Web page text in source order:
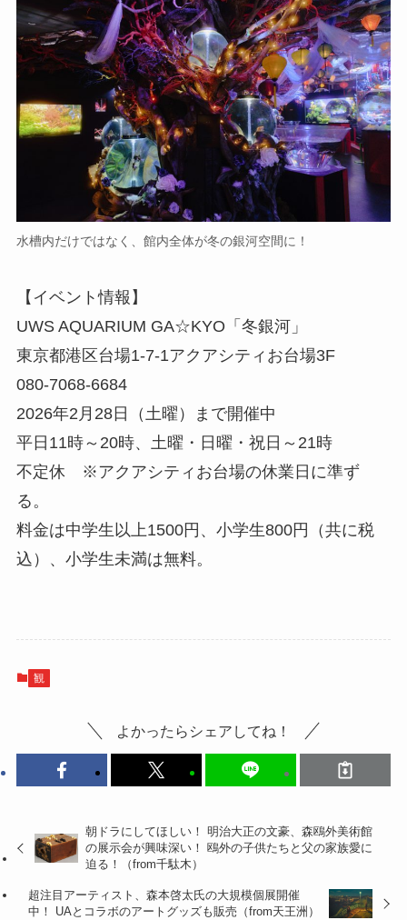
水槽内だけではなく、館内全体が冬の銀河空間に！
【イベント情報】
UWS AQUARIUM GA☆KYO「冬銀河」
東京都港区台場1-7-1アクアシティお台場3F
080-7068-6684
2026年2月28日（土曜）まで開催中
平日11時～20時、土曜・日曜・祝日～21時
不定休 ※アクアシティお台場の休業日に準ず
る。
料金は中学生以上1500円、小学生800円（共に税
込）、小学生未満は無料。
観
よかったらシェアしてね！
朝ドラにしてほしい！ 明治大正の文豪、森鴎外美術館
の展示会が興味深い！ 鴎外の子供たちと父の家族愛に
迫る！（from千駄木）
超注目アーティスト、森本啓太氏の大規模個展開催
中！ UAとコラボのアートグッズも販売（from天王洲）